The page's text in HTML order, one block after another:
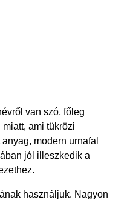
van szó, főleg
ami tükrözi
modern urnafal
jól illeszkedik a
használjuk. Nagyon